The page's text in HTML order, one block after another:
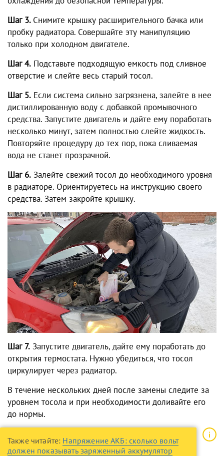
Шаг 3. Снимите крышку расширительного бачка или
пробку радиатора. Совершайте эту манипуляцию
только при холодном двигателе.
Шаг 4. Подставьте подходящую емкость под сливное
отверстие и слейте весь старый тосол.
Шаг 5. Если система сильно загрязнена, залейте в нее
дистиллированную воду с добавкой промывочного
средства. Запустите двигатель и дайте ему поработать
несколько минут, затем полностью слейте жидкость.
Повторяйте процедуру до тех пор, пока сливаемая
вода не станет прозрачной.
Шаг 6. Залейте свежий тосол до необходимого уровня
в радиаторе. Ориентируетесь на инструкцию своего
средства. Затем закройте крышку.
Шаг 7. Запустите двигатель, дайте ему поработать до
открытия термостата. Нужно убедиться, что тосол
циркулирует через радиатор.
В течение нескольких дней после замены следите за
уровнем тосола и при необходимости доливайте его
до нормы.
Также читайте: Напряжение АКБ: сколько вольт
должен показывать заряженный аккумулятор